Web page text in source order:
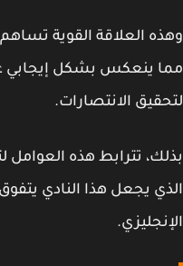
العلاقة القوية تساهم
ينعكس بشكل إيجابي على
الانتصارات.
تترابط هذه العوامل
يجعل هذا النادي يتفوق